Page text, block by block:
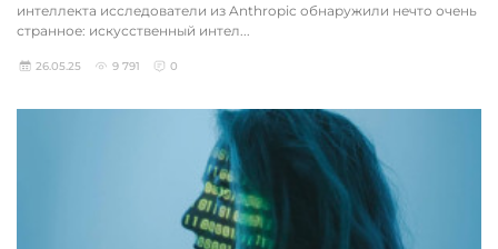
интеллекта исследователи из Anthropic обнаружили нечто очень
странное: искусственный интел...
26.05.25 9 791 0